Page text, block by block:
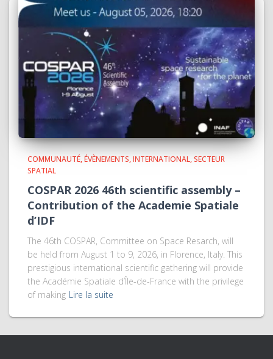
COMMUNAUTÉ ÉVÈNEMENTS INTERNATIONAL SECTEUR
SPATIAL
COSPAR 2026 46th scientific assembly –
Contribution of the Academie Spatiale
d’IDF
The 46th COSPAR, Committee on Space Resarch, will
be held from August 1 to 9, 2026, in Florence, Italy. This
prestigious international scientific gathering will provide
the Académie Spatiale d’Île-de-France with the privilege
of making Lire la suite